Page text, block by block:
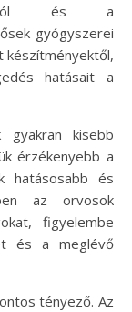
és a
gyógyszerei
készítményektől,
hatásait a
kisebb
érzékenyebb a
hatásosabb és
az orvosok
figyelembe
és a meglévő
tényező. Az